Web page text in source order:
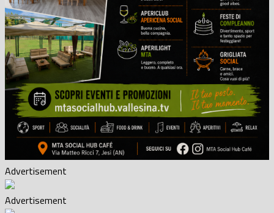
Advertisement
Advertisement